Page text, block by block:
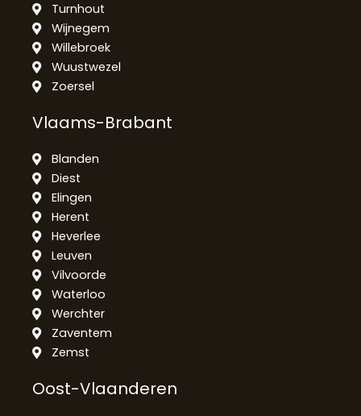
Turnhout
Wijnegem
Willebroek
Wuustwezel
Zoersel
Vlaams-Brabant
Blanden
Diest
Elingen
Herent
Heverlee
Leuven
Vilvoorde
Waterloo
Werchter
Zaventem
Zemst
Oost-Vlaanderen